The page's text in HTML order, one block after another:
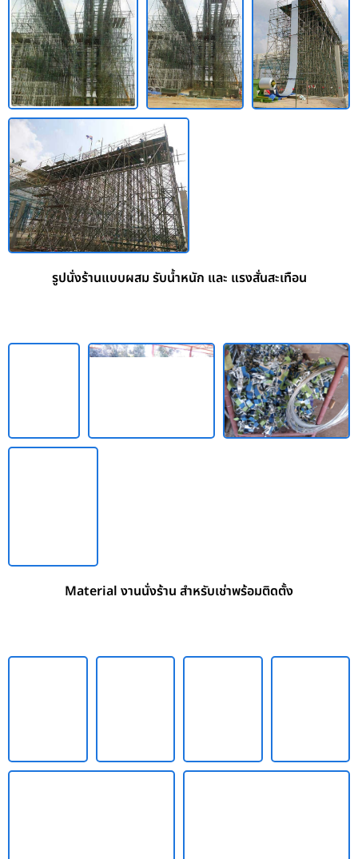
รูปนั่งร้านแบบผสม รับน้ำหนัก และ แรงสั่นสะเทือน
Material งานนั่งร้าน สำหรับเช่าพร้อมติดตั้ง